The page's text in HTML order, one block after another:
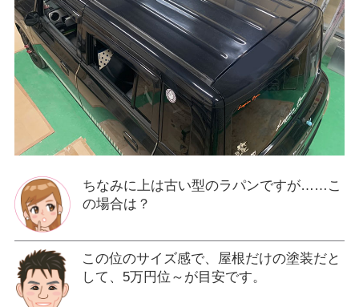
ちなみに上は古い型のラパンですが……こ
の場合は？
この位のサイズ感で、屋根だけの塗装だと
して、5万円位～が目安です。